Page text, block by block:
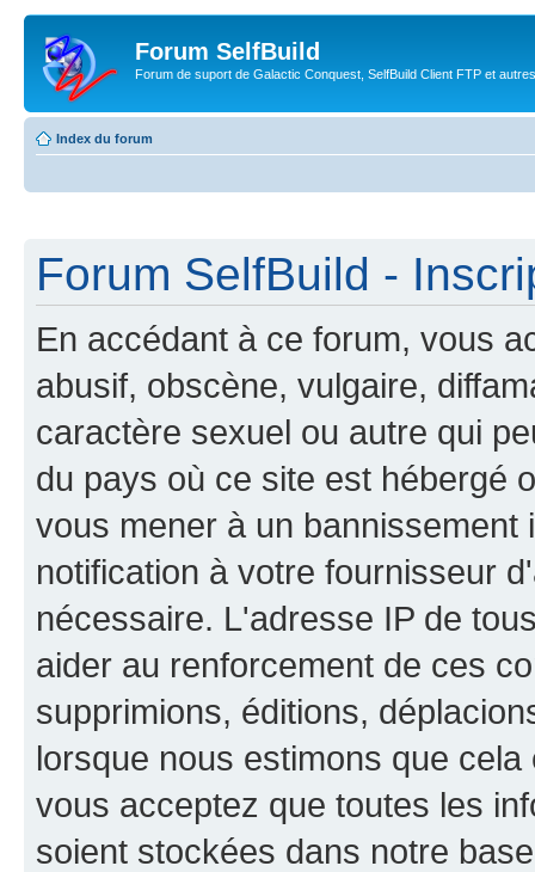
Forum SelfBuild
Forum de suport de Galactic Conquest, SelfBuild Client FTP et
Index du forum
Forum SelfBuild -
En accédant à ce forum, vous
abusif, obscène, vulgaire,
caractère sexuel ou autre qui
du pays où ce site est hébergé
vous mener à un
notification à votre fournisseur
nécessaire. L'adresse IP de
aider au renforcement de ces
supprimions, éditions,
lorsque nous estimons que
vous acceptez que toutes les
soient stockées dans notre